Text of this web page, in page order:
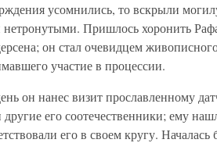
усомнились, то вскрыли
Пришлось хоронить
он стал очевидцем
участие в процессии.
он нанес визит прославленному
его соотечественники; ему
его в своем кругу.